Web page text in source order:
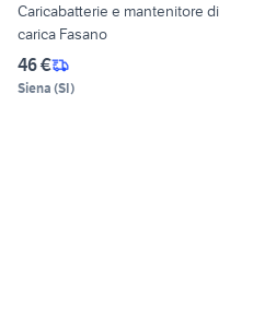
Caricabatterie e mantenitore di
carica Fasano
46 €
Siena (SI)